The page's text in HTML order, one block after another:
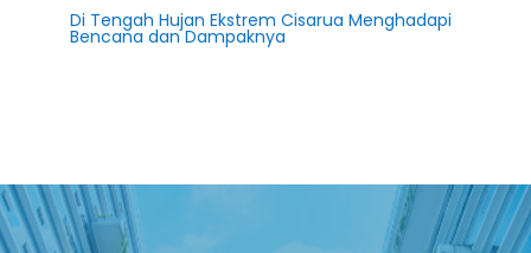
Di Tengah Hujan Ekstrem Cisarua Menghadapi
Bencana dan Dampaknya